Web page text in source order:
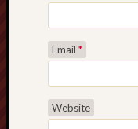
Email *
Website